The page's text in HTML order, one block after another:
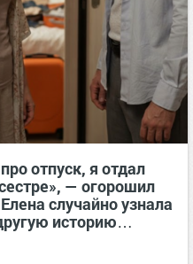
отпуск, я отдал
— огорошил
случайно узнала
историю…